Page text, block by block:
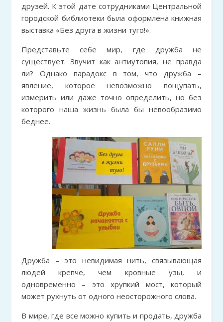
друзей. К этой дате сотрудниками Центральной
городской библиотеки была оформлена книжная
выставка «Без друга в жизни туго!».
Представьте себе мир, где дружба не
существует. Звучит как антиутопия, не правда
ли? Однако парадокс в том, что дружба –
явление, которое невозможно пощупать,
измерить или даже точно определить, но без
которого наша жизнь была бы невообразимо
беднее.
Дружба – это невидимая нить, связывающая
людей крепче, чем кровные узы, и
одновременно – это хрупкий мост, который
может рухнуть от одного неосторожного слова.
В мире, где все можно купить и продать, дружба